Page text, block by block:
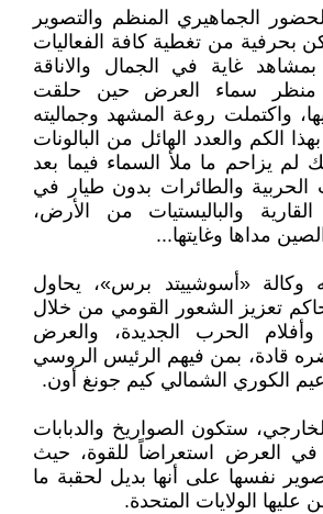
الجماهيري المنظم والتصوير
بحرفية من تغطية كافة الفعاليات
غاية في الجمال والاناقة
منظر سماء العرض حين حلقت
واكتملت روعة المشهد وجماليته
الكم والعدد الهائل من البالونات
لم يزاحم ما ملأ السماء فيما بعد
الحربية والطائرات بدون طيار في
والباليستيات من الأرض،
مداها وغايتها...
وكالة «أسوشييتد برس»، يحاول
تعزيز الشعور القومي من خلال
وأفلام الحرب الجديدة، والعرض
قادة، بمن فيهم الرئيس الروسي
الكوري الشمالي كيم جونغ أون.
ستكون الصواريخ والدبابات
في العرض استعراضاً للقوة، حيث
نفسها على أنها بديل لحقبة ما
عليها الولايات المتحدة.